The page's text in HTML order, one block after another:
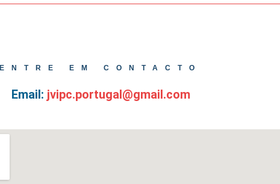
ENTRE EM CONTACTO
Email: jvipc.portugal@gmail.com